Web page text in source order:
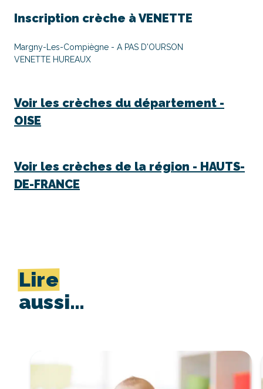
Inscription crèche à VENETTE
Margny-Les-Compiègne - A PAS D'OURSON
VENETTE HUREAUX
Voir les crèches du département -
OISE
Voir les crèches de la région - HAUTS-
DE-FRANCE
Lire
aussi…